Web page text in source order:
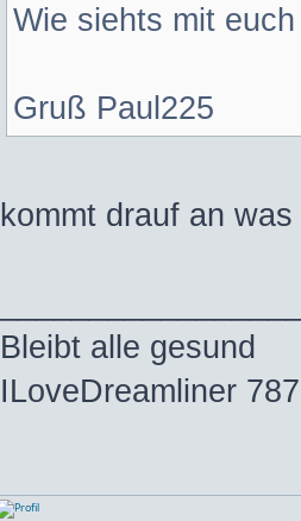
Wie siehts mit
Gruß Paul225
kommt drauf an
Bleibt alle gesund
ILoveDreamliner 787